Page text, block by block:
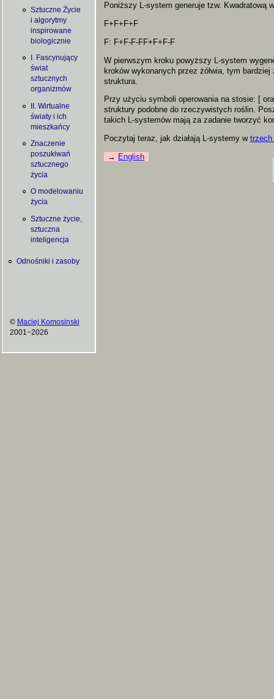
Sztuczne Życie
i algorytmy
inspirowane
biologicznie
I. Fascynujący
świat
sztucznych
organizmów
II. Wirtualne
światy i ich
mieszkańcy
Znaczenie
poszukiwań
sztucznego
życia
O modelowaniu
życia
Sztuczne życie,
sztuczna
inteligencja
Odnośniki i zasoby
© Maciej Komosinski
2001−2026
Poniższy L-system generuje tzw. Kwadratową
F+F+F+F
F: F+F-F-FF+F+F-F
W pierwszym kroku powyższy L-system
kroków wykonanych przez żółwia, tym bardziej
struktura.
Przy użyciu symboli operowania na stosie: [
struktury podobne do rzeczywistych roślin.
takich L-systemów mają za zadanie tworzyć
Poczytaj teraz, jak działają L-systemy w trzech
English